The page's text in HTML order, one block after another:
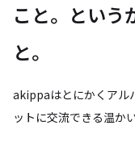
こと。という
と。
akippaはとにかくアル
ットに交流できる温か